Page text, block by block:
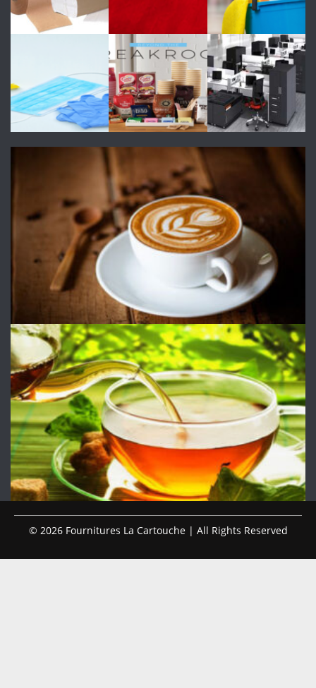
© 2026 Fournitures La Cartouche | All Rights Reserved